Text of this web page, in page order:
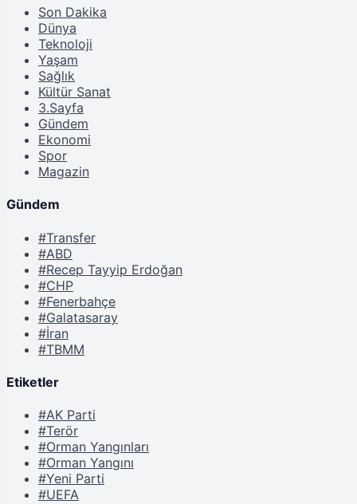
Son Dakika
Dünya
Teknoloji
Yaşam
Sağlık
Kültür Sanat
3.Sayfa
Gündem
Ekonomi
Spor
Magazin
Gündem
#Transfer
#ABD
#Recep Tayyip Erdoğan
#CHP
#Fenerbahçe
#Galatasaray
#İran
#TBMM
Etiketler
#AK Parti
#Terör
#Orman Yangınları
#Orman Yangını
#Yeni Parti
#UEFA